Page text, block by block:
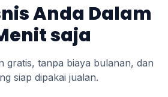
Anda Dalam
saja
gratis, tanpa biaya bulanan, dan
siap dipakai jualan.